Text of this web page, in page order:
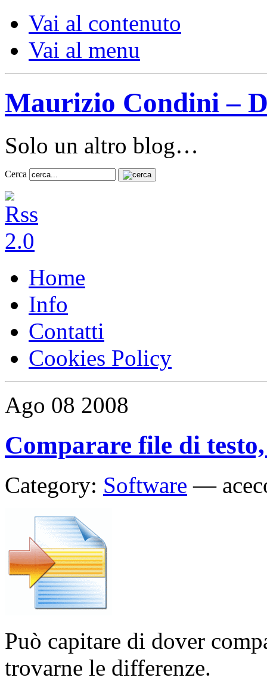
Vai al contenuto
Vai al menu
Maurizio Condini –
Solo un altro blog…
Cerca
Home
Info
Contatti
Cookies Policy
Ago 08 2008
Comparare file di
Category: Software —
Può capitare di dover
trovarne le differenze.